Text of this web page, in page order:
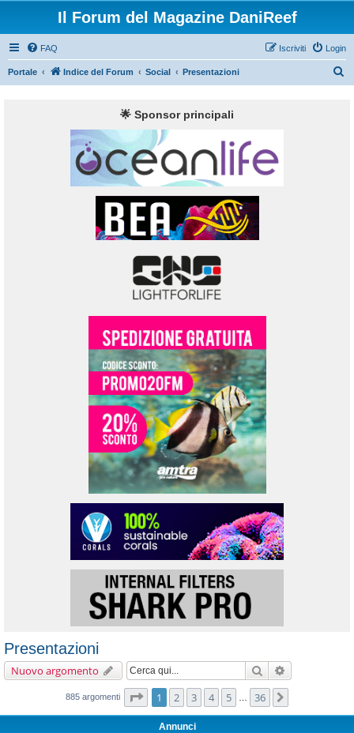
Il Forum del Magazine DaniReef
FAQ Login
Iscriviti
Portale Indice del Forum Social Presentazioni
🌟 Sponsor principali
Presentazioni
Nuovo argomento Cerca
885 argomenti Pagina1 di
1 2 3 4 5 36
Annunci